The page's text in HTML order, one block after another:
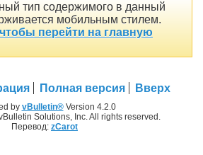
тип содержимого в данный
мобильным стилем.
перейти на главную
Полная версия Вверх
by vBulletin®Version 4.2.0
Solutions, Inc. All rights reserved.
Перевод: zCarot